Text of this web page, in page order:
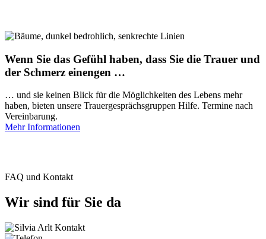
Wenn Sie das Gefühl haben, dass Sie die Trauer und
der Schmerz einengen …
… und sie keinen Blick für die Möglichkeiten des Lebens mehr
haben, bieten unsere Trauergesprächsgruppen Hilfe. Termine nach
Vereinbarung.
Mehr Informationen
FAQ und Kontakt
Wir sind für Sie da